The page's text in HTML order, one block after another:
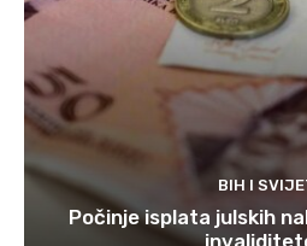
BIH I
Počinje isplata julskih